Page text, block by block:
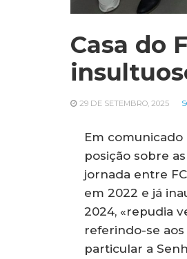
Casa do
29 DE SETEMBRO, 2025
Em comunicado
posição sobre
jornada entre
em 2022 e já
2024, «repudia
referindo-se
particular a